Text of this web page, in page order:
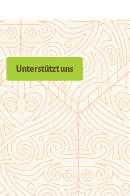
Unterstützt uns